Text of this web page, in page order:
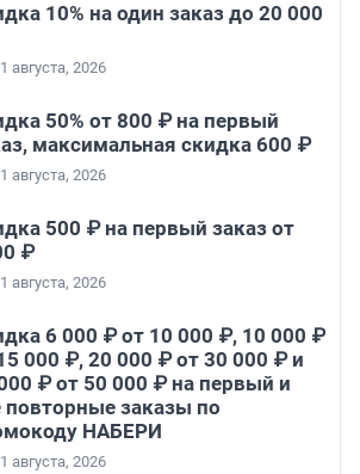
10% на один заказ до 20 000
августа, 2026
50% от 800 ₽ на первый
максимальная скидка 600 ₽
августа, 2026
500 ₽ на первый заказ от
₽
августа, 2026
6 000 ₽ от 10 000 ₽, 10 000 ₽
000 ₽, 20 000 ₽ от 30 000 ₽ и
₽ от 50 000 ₽ на первый и
повторные заказы по
НАБЕРИ
августа, 2026